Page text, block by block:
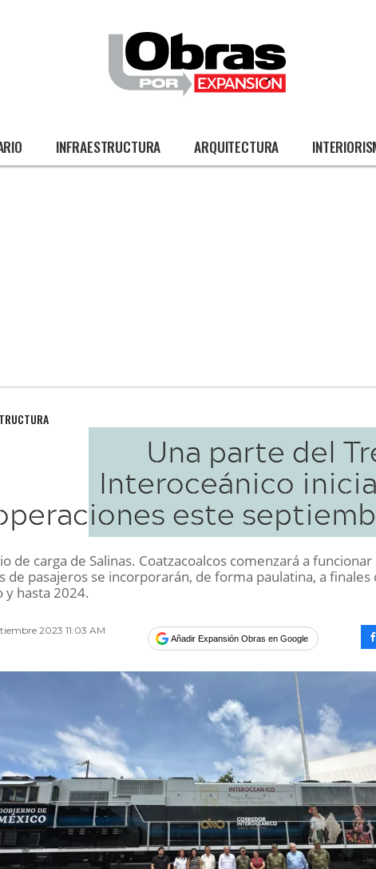
INFRAESTRUCTURA ARQUITECTURA
Una parte del
Interoceánico
este
de carga de Salinas. Coatzacoalcos comenzará a
de pasajeros se incorporarán, de forma paulatina, a finales
y hasta 2024.
2023 11:03 AM
Añadir Expansión Obras en Google